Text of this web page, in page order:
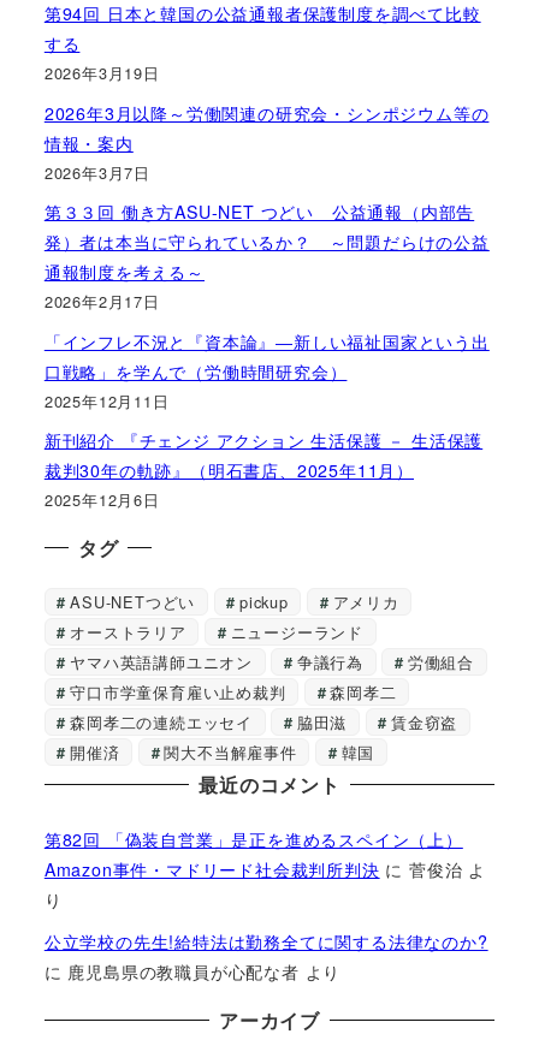
第94回 日本と韓国の公益通報者保護制度を調べて比較
する
2026年3月19日
2026年3月以降～労働関連の研究会・シンポジウム等の
情報・案内
2026年3月7日
第３３回 働き方ASU-NET つどい 公益通報（内部告
発）者は本当に守られているか？ ～問題だらけの公益
通報制度を考える～
2026年2月17日
「インフレ不況と『資本論』―新しい福祉国家という出
口戦略」を学んで（労働時間研究会）
2025年12月11日
新刊紹介 『チェンジ アクション 生活保護 － 生活保護
裁判30年の軌跡』（明石書店、2025年11月）
2025年12月6日
タグ
ASU-NETつどい pickup
アメリカ
オーストラリア
ニュージーランド
ヤマハ英語講師ユニオン
争議行為
労働組合
守口市学童保育雇い止め裁判
森岡孝二
森岡孝二の連続エッセイ
脇田滋
賃金窃盗
開催済
関大不当解雇事件 韓国
最近のコメント
第82回 「偽装自営業」是正を進めるスペイン（上）
Amazon事件・マドリード社会裁判所判決 に菅俊治 よ
り
公立学校の先生!給特法は勤務全てに関する法律なのか?
に 鹿児島県の教職員が心配な者 より
アーカイブ